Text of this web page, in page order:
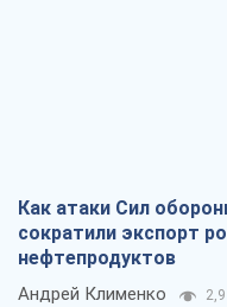
Как атаки Сил
сократили экспорт
нефтепродуктов
Андрей Клименко 2,9